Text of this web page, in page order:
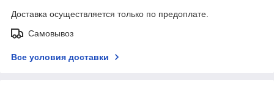
Доставка осуществляется только по предоплате.
Самовывоз
Все условия доставки